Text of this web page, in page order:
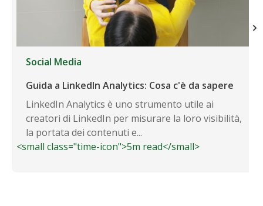
Social Media
Guida a LinkedIn Analytics: Cosa c'è da sapere
LinkedIn Analytics è uno strumento utile ai
creatori di LinkedIn per misurare la loro visibilità,
la portata dei contenuti e...
<small class="time-icon">5m read</small>